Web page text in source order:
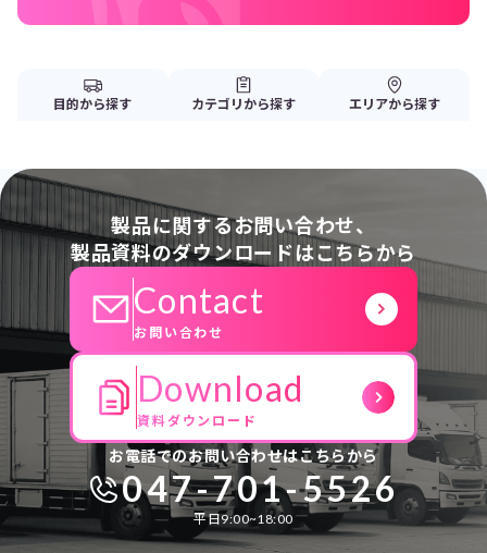
目的から探す カテゴリから探す エリアから探す
製品に関するお問い合わせ、
製品資料のダウンロードはこちらから
Contact
お問い合わせ
Download
資料ダウンロード
お電話でのお問い合わせはこちらから
047-701-5526
平日9:00~18:00